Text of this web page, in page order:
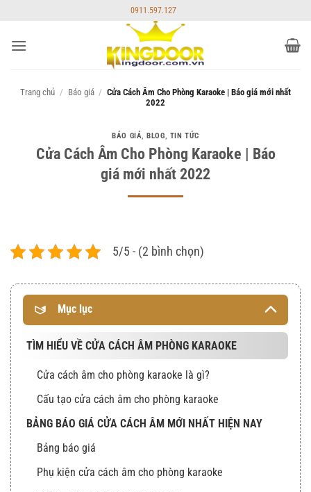
nội
0911.597.127
Trang chủ / Báo giá / Cửa Cách Âm Cho Phòng Karaoke | Báo giá mới nhất
2022
BÁO GIÁ,BLOG, TIN TỨC
Cửa Cách Âm Cho Phòng Karaoke | Báo
giá mới nhất 2022
5/5 - (2 bình chọn)
Mục lục
TÌM HIỂU VỀ CỬA CÁCH ÂM PHÒNG KARAOKE
Cửa cách âm cho phòng karaoke là gì?
Cấu tạo cửa cách âm cho phòng karaoke
BẢNG BÁO GIÁ CỬA CÁCH ÂM MỚI NHẤT HIỆN NAY
Bảng báo giá
Phụ kiện cửa cách âm cho phòng karaoke